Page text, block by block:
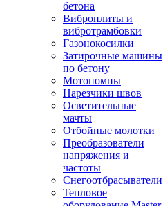
бетона
Виброплиты и
вибротрамбовки
Газонокосилки
Затирочные машины
по бетону
Мотопомпы
Нарезчики швов
Осветительные
мачты
Отбойные молотки
Преобразователи
напряжения и
частоты
Снегоотбрасыватели
Тепловое